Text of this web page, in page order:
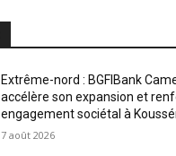
Extrême-nord : BGFIBank
accélère son expansion et
engagement sociétal à
7 août 2026